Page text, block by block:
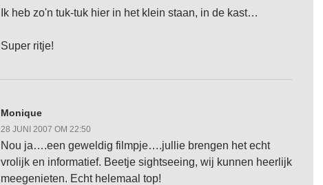
Ik heb zo'n tuk-tuk hier in het klein staan, in de kast…
Super ritje!
Monique
28 JUNI 2007 OM 22:50
Nou ja….een geweldig filmpje….jullie brengen het echt
vrolijk en informatief. Beetje sightseeing, wij kunnen heerlijk
meegenieten. Echt helemaal top!